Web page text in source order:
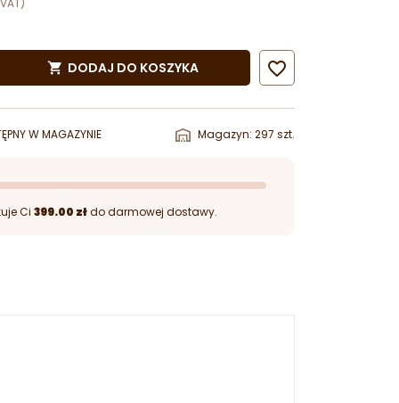
 DODAJ DO KOSZYKA 
W MAGAZYNIE Magazyn: 297 szt.
Ci 399.00 złdo darmowej dostawy.